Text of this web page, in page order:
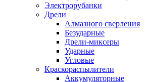
Электрорубанки
Дрели
Алмазного сверления
Безударные
Дрели-миксеры
Ударные
Угловые
Краскораспылители
Аккумуляторные